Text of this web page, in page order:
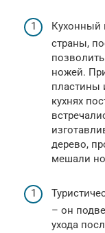
Кухонный
страны,
ножей.
пластины
кухнях
дерево,
мешали
– он
ухода